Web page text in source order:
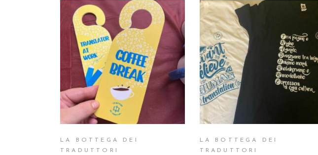
AGGIUNGI AL CARRELLO
LA BOTTEGA DEI
TRADUTTORI
AGGIUNGI AL CARRELLO
LA BOTTEGA DEI
TRADUTTORI